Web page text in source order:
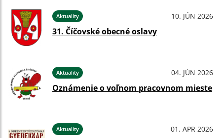
Aktuality 10. JÚN 2026
31. Číčovské obecné oslavy
Aktuality 04. JÚN 2026
Oznámenie o voľnom pracovnom mieste
Aktuality 01. APR 2026